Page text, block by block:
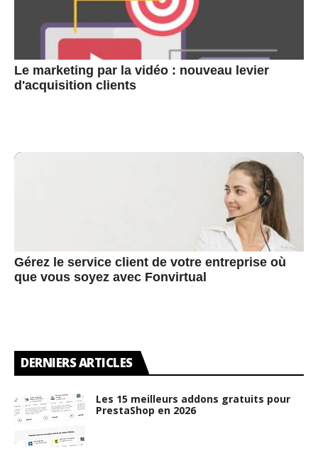
Le marketing par la vidéo : nouveau levier
d'acquisition clients
Gérez le service client de votre entreprise où
que vous soyez avec Fonvirtual
DERNIERS ARTICLES
Les 15 meilleurs addons gratuits pour
PrestaShop en 2026